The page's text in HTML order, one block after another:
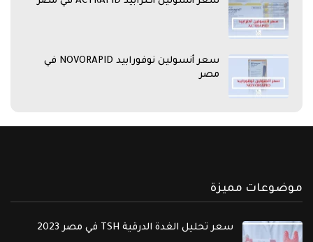
سعر أنسولين نوفورابيد NOVORAPID في
مصر
موضوعات مميزة
سعر تحليل الغدة الدرقية TSH في مصر 2023